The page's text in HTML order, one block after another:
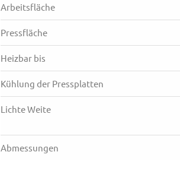
Arbeitsfläche
Pressfläche
Heizbar bis
Kühlung der Pressplatten
Lichte Weite
Abmessungen